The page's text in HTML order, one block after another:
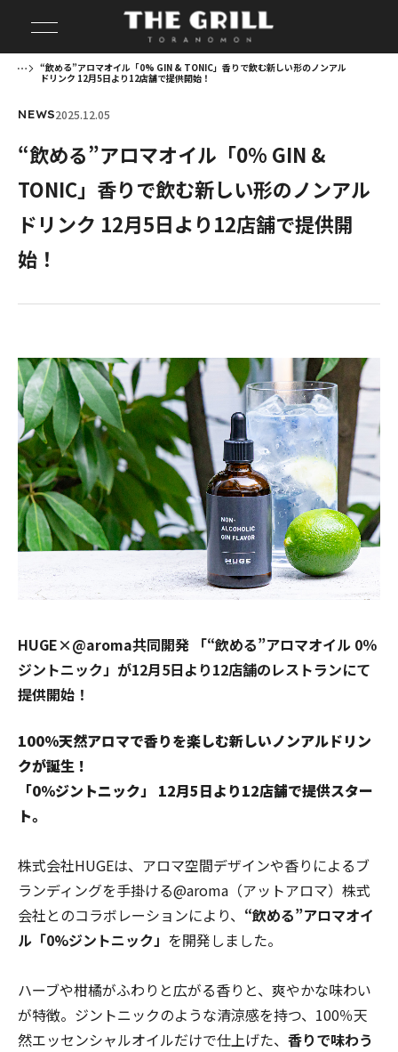
“飲める”アロマオイル「0% GIN & TONIC」香りで飲む新しい形のノンアル
ドリンク 12月5日より12店舗で提供開始！
NEWS2025.12.05
“飲める”アロマオイル「0% GIN &
TONIC」香りで飲む新しい形のノンアル
ドリンク 12月5日より12店舗で提供開
始！
HUGE×@aroma共同開発 「“飲める”アロマオイル 0％
ジントニック」が12月5日より12店舗のレストランにて
提供開始！
100%天然アロマで香りを楽しむ新しいノンアルドリン
クが誕生！
「0％ジントニック」 12月5日より12店舗で提供スター
ト。
株式会社HUGEは、アロマ空間デザインや香りによるブ
ランディングを手掛ける@aroma（アットアロマ）株式
会社とのコラボレーションにより、 “飲める”アロマオイ
ル「0%ジントニック」 を開発しました。
ハーブや柑橘がふわりと広がる香りと、爽やかな味わい
が特徴。ジントニックのような清涼感を持つ、100％天
然エッセンシャルオイルだけで仕上げた、 香りで味わう